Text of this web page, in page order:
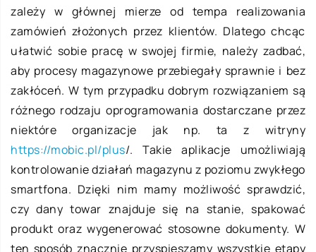
zależy w głównej mierze od tempa realizowania
zamówień złożonych przez klientów. Dlatego chcąc
ułatwić sobie pracę w swojej firmie, należy zadbać,
aby procesy magazynowe przebiegały sprawnie i bez
zakłóceń. W tym przypadku dobrym rozwiązaniem są
różnego rodzaju oprogramowania dostarczane przez
niektóre organizacje jak np. ta z witryny
https://mobic.pl/plus/. Takie aplikacje umożliwiają
kontrolowanie działań magazynu z poziomu zwykłego
smartfona. Dzięki nim mamy możliwość sprawdzić,
czy dany towar znajduje się na stanie, spakować
produkt oraz wygenerować stosowne dokumenty. W
ten sposób znacznie przyspieszamy wszystkie etapy